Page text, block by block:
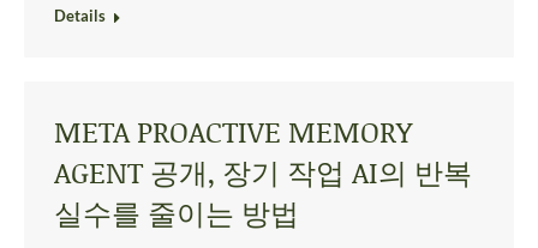
Details
META PROACTIVE MEMORY
AGENT 공개, 장기 작업 AI의 반복
실수를 줄이는 방법